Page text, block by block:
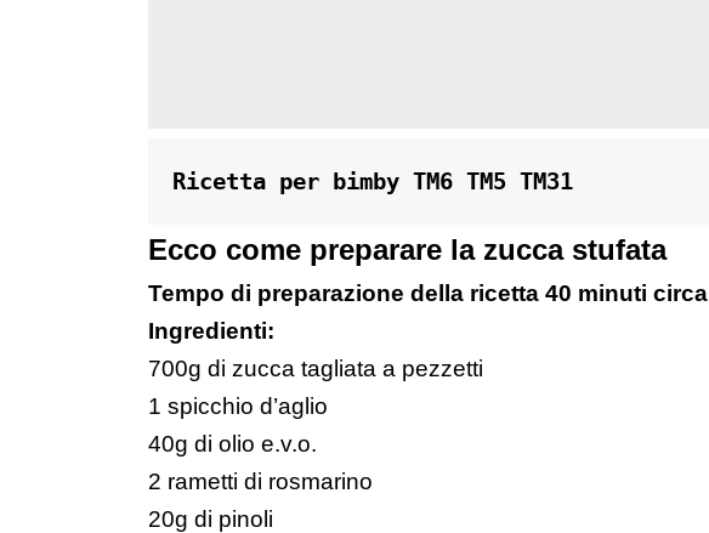
Ricetta per bimby TM6 TM5 TM31
Ecco come preparare la zucca stufata
Tempo di preparazione della ricetta 40 minuti circa
Ingredienti:
700g di zucca tagliata a pezzetti
1 spicchio d’aglio
40g di olio e.v.o.
2 rametti di rosmarino
20g di pinoli